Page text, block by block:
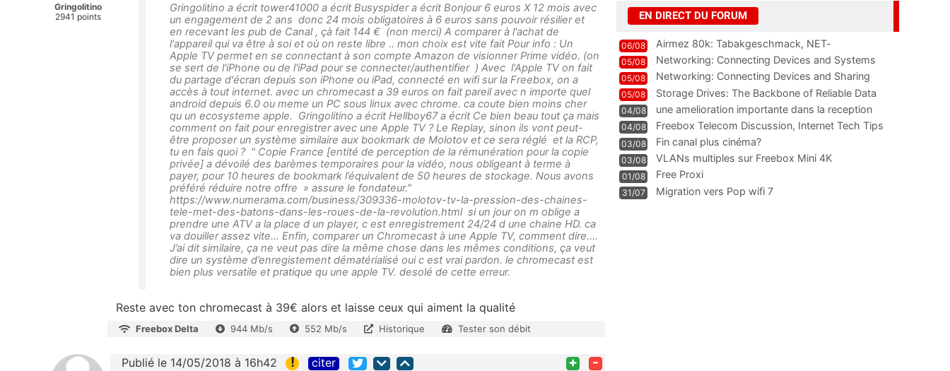
Gringolitino
2941 points
Gringolitino a écrit tower41000 a écrit Busyspider a écrit Bonjour 6 euros X 12 mois avec
un engagement de 2 ans donc 24 mois obligatoires à 6 euros sans pouvoir résilier et
en recevant les pub de Canal , çà fait 144 € (non merci) A comparer à l'achat de
l'appareil qui va être à soi et où on reste libre .. mon choix est vite fait Pour info : Un
Apple TV permet en se connectant à son compte Amazon de visionner Prime vidéo. (on
se sert de l'iPhone ou de l'iPad pour se connecter/authentifier ) Avec l'Apple TV on fait
du partage d'écran depuis son iPhone ou iPad, connecté en wifi sur la Freebox, on a
accès à tout internet. avec un chromecast a 39 euros on fait pareil avec n importe quel
android depuis 6.0 ou meme un PC sous linux avec chrome. ca coute bien moins cher
qu un ecosysteme apple. Gringolitino a écrit Hellboy67 a écrit Ce bien beau tout ça mais
comment on fait pour enregistrer avec une Apple TV ? Le Replay, sinon ils vont peut-
être proposer un système similaire aux bookmark de Molotov et ce sera réglé et la RCP,
tu en fais quoi ? " Copie France [entité de perception de la rémunération pour la copie
privée] a dévoilé des barèmes temporaires pour la vidéo, nous obligeant à terme à
payer, pour 10 heures de bookmark l’équivalent de 50 heures de stockage. Nous avons
préféré réduire notre offre » assure le fondateur."
https://www.numerama.com/business/309336-molotov-tv-la-pression-des-chaines-
tele-met-des-batons-dans-les-roues-de-la-revolution.html si un jour on m oblige a
prendre une ATV a la place d un player, c est enregistrement 24/24 d une chaine HD. ca
va douiller assez vite... Enfin, comparer un Chromecast à une Apple TV, comment dire....
J’ai dit similaire, ça ne veut pas dire la même chose dans les mêmes conditions, ça veut
dire un système d’enregistement dématérialisé oui c est vrai pardon. le chromecast est
bien plus versatile et pratique qu une apple TV. desolé de cette erreur.
Reste avec ton chromecast à 39€ alors et laisse ceux qui aiment la qualité
Freebox Delta 944 Mb/s 552 Mb/s Historique Tester son débit
Publié le 14/05/2018 à 16h42 ! citer + -
EN DIRECT DU FORUM
06/08
Airmez 80k: Tabakgeschmack, NET-
Technologie und Leistung im
05/08 Networking: Connecting Devices and Systems
05/08
Networking: Connecting Devices and Sharing
Information
05/08
Storage Drives: The Backbone of Reliable Data
Management
04/08
une amelioration importante dans la reception
WIFI
04/08
Freebox Telecom Discussion, Internet Tech Tips
Communi
03/08 Fin canal plus cinéma?
03/08 VLANs multiples sur Freebox Mini 4K
01/08 Free Proxi
31/07 Migration vers Pop wifi 7